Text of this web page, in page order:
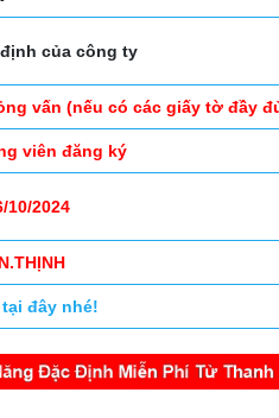
của công ty
vấn (nếu có các giấy tờ đầy
viên đăng ký
10/2024
đây nhé!